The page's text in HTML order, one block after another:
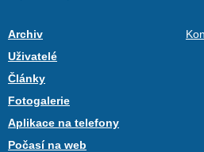
Archiv
Uživatelé
Články
Fotogalerie
Aplikace na telefony
Počasí na web